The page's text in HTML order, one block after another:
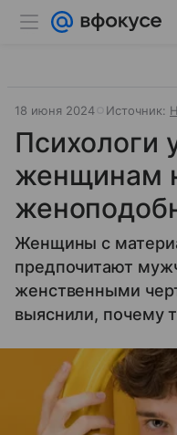
18 июня 2024 Источник:
Психологи
женщинам
Женщины с
предпочитают
женственными
выяснили, почему